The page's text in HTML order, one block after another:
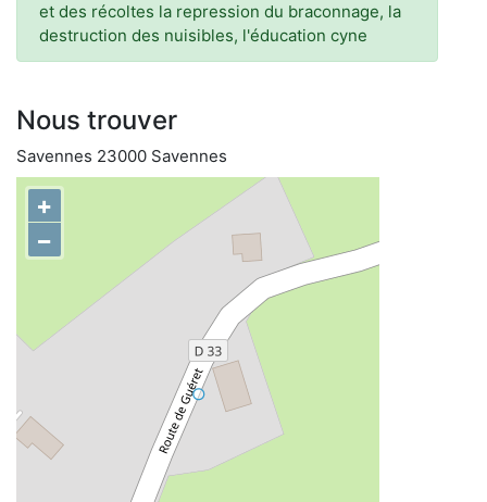
et des récoltes la repression du braconnage, la
destruction des nuisibles, l'éducation cyne
Nous trouver
Savennes 23000 Savennes
+
−